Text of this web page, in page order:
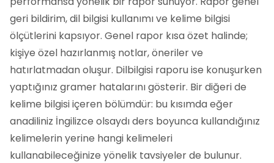
geri bildirim, dil bilgisi kullanımı ve kelime bilgisi
ölçütlerini kapsıyor. Genel rapor kısa özet halinde;
kişiye özel hazırlanmış notlar, öneriler ve
hatırlatmadan oluşur. Dilbilgisi raporu ise konuşurken
yaptığınız gramer hatalarını gösterir. Bir diğeri de
kelime bilgisi içeren bölümdür: bu kısımda eğer
anadiliniz İngilizce olsaydı ders boyunca kullandığınız
kelimelerin yerine hangi kelimeleri
kullanabileceğinize yönelik tavsiyeler de bulunur.